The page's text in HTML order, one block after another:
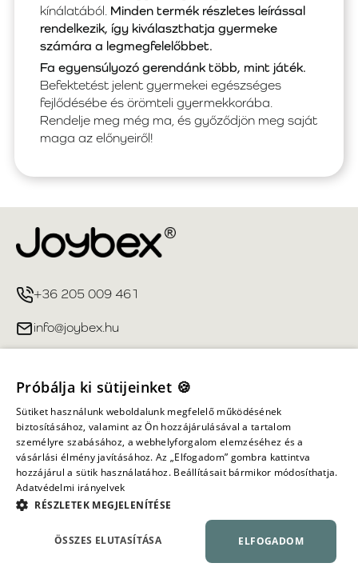
kínálatából. Minden termék részletes leírással
rendelkezik, így kiválaszthatja gyermeke
számára a legmegfelelőbbet.
Fa egyensúlyozó gerendánk több, mint játék.
Befektetést jelent gyermekei egészséges
fejlődésébe és örömteli gyermekkorába.
Rendelje meg még ma, és győződjön meg saját
maga az előnyeiről!
+36 205 009 461
info@joybex.hu
Fiókom
Információ
Minden jog fenntartva ©
Próbálja ki sütijeinket 🍪
Sütiket használunk weboldalunk megfelelő működésének
biztosításához, valamint az Ön hozzájárulásával a tartalom
személyre szabásához, a webhelyforgalom elemzéséhez és a
vásárlási élmény javításához. Az „Elfogadom” gombra kattintva
hozzájárul a sütik használatához. Beállításait bármikor módosíthatja.
Adatvédelmi irányelvek
RÉSZLETEK MEGJELENÍTÉSE
ELFOGADOM
ÖSSZES ELUTASÍTÁSA